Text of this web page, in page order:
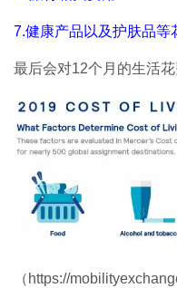
7.健康产品以及护肤品等
最后会对12个月的生活花
（https://